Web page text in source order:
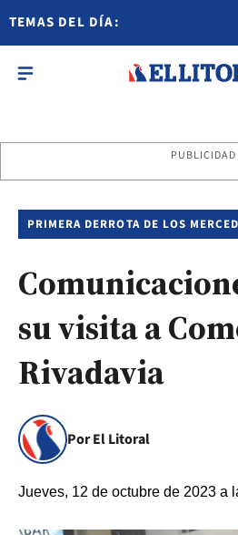
TEMAS DEL DÍA:
PUBLICIDAD
PRIMERA DERROTA DE LOS
su visita a
Rivadavia
Por El Litoral
Jueves, 12 de octubre de 2023 a